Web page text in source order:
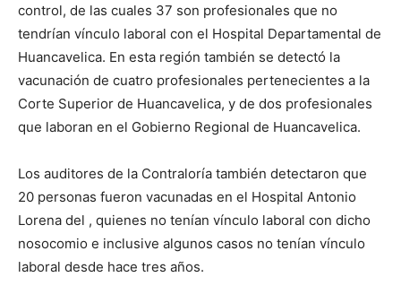
control, de las cuales 37 son profesionales que no
tendrían vínculo laboral con el Hospital Departamental de
Huancavelica. En esta región también se detectó la
vacunación de cuatro profesionales pertenecientes a la
Corte Superior de Huancavelica, y de dos profesionales
que laboran en el Gobierno Regional de Huancavelica.
Los auditores de la Contraloría también detectaron que
20 personas fueron vacunadas en el Hospital Antonio
Lorena del , quienes no tenían vínculo laboral con dicho
nosocomio e inclusive algunos casos no tenían vínculo
laboral desde hace tres años.